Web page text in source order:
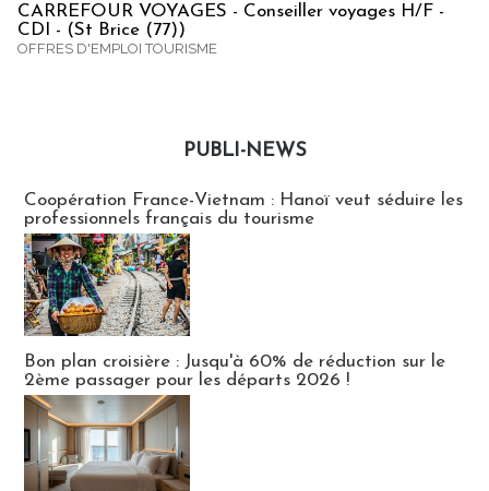
CARREFOUR VOYAGES - Conseiller voyages H/F -
CDI - (St Brice (77))
OFFRES D'EMPLOI TOURISME
PUBLI-NEWS
Coopération France-Vietnam : Hanoï veut séduire les
professionnels français du tourisme
Bon plan croisière : Jusqu'à 60% de réduction sur le
2ème passager pour les départs 2026 !